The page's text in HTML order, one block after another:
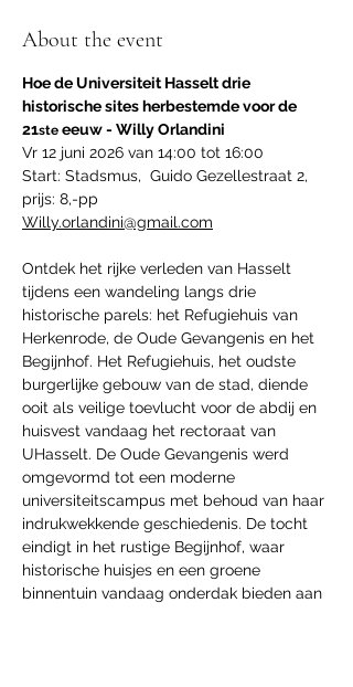
About the event
Hoe de Universiteit Hasselt drie
historische sites herbestemde voor de
21ste eeuw - Willy Orlandini
Vr 12 juni 2026 van 14:00 tot 16:00
Start: Stadsmus,  Guido Gezellestraat 2,
prijs: 8,-pp
Willy.orlandini@gmail.com
Ontdek het rijke verleden van Hasselt
tijdens een wandeling langs drie
historische parels: het Refugiehuis van
Herkenrode, de Oude Gevangenis en het
Begijnhof. Het Refugiehuis, het oudste
burgerlijke gebouw van de stad, diende
ooit als veilige toevlucht voor de abdij en
huisvest vandaag het rectoraat van
UHasselt. De Oude Gevangenis werd
omgevormd tot een moderne
universiteitscampus met behoud van haar
indrukwekkende geschiedenis. De tocht
eindigt in het rustige Begijnhof, waar
historische huisjes en een groene
binnentuin vandaag onderdak bieden aan